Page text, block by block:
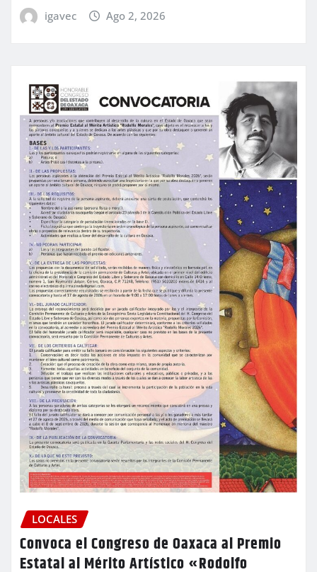
igavec Ago 2, 2026
LOCALES
Convoca el Congreso de Oaxaca al Premio
Estatal al Mérito Artístico «Rodolfo